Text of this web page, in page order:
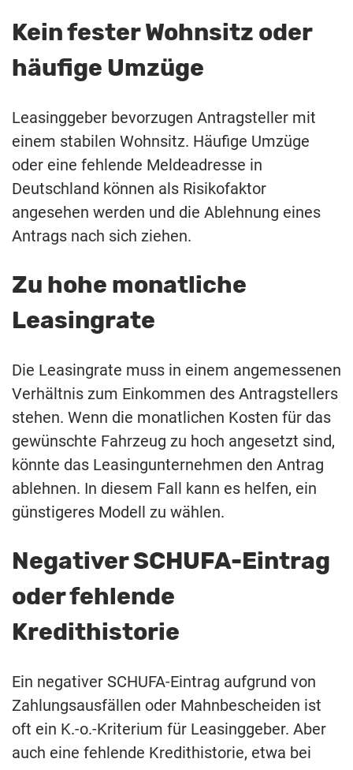
Kein fester Wohnsitz oder
häufige Umzüge
Leasinggeber bevorzugen Antragsteller mit
einem stabilen Wohnsitz. Häufige Umzüge
oder eine fehlende Meldeadresse in
Deutschland können als Risikofaktor
angesehen werden und die Ablehnung eines
Antrags nach sich ziehen.
Zu hohe monatliche
Leasingrate
Die Leasingrate muss in einem angemessenen
Verhältnis zum Einkommen des Antragstellers
stehen. Wenn die monatlichen Kosten für das
gewünschte Fahrzeug zu hoch angesetzt sind,
könnte das Leasingunternehmen den Antrag
ablehnen. In diesem Fall kann es helfen, ein
günstigeres Modell zu wählen.
Negativer SCHUFA-Eintrag
oder fehlende
Kredithistorie
Ein negativer SCHUFA-Eintrag aufgrund von
Zahlungsausfällen oder Mahnbescheiden ist
oft ein K.-o.-Kriterium für Leasinggeber. Aber
auch eine fehlende Kredithistorie, etwa bei